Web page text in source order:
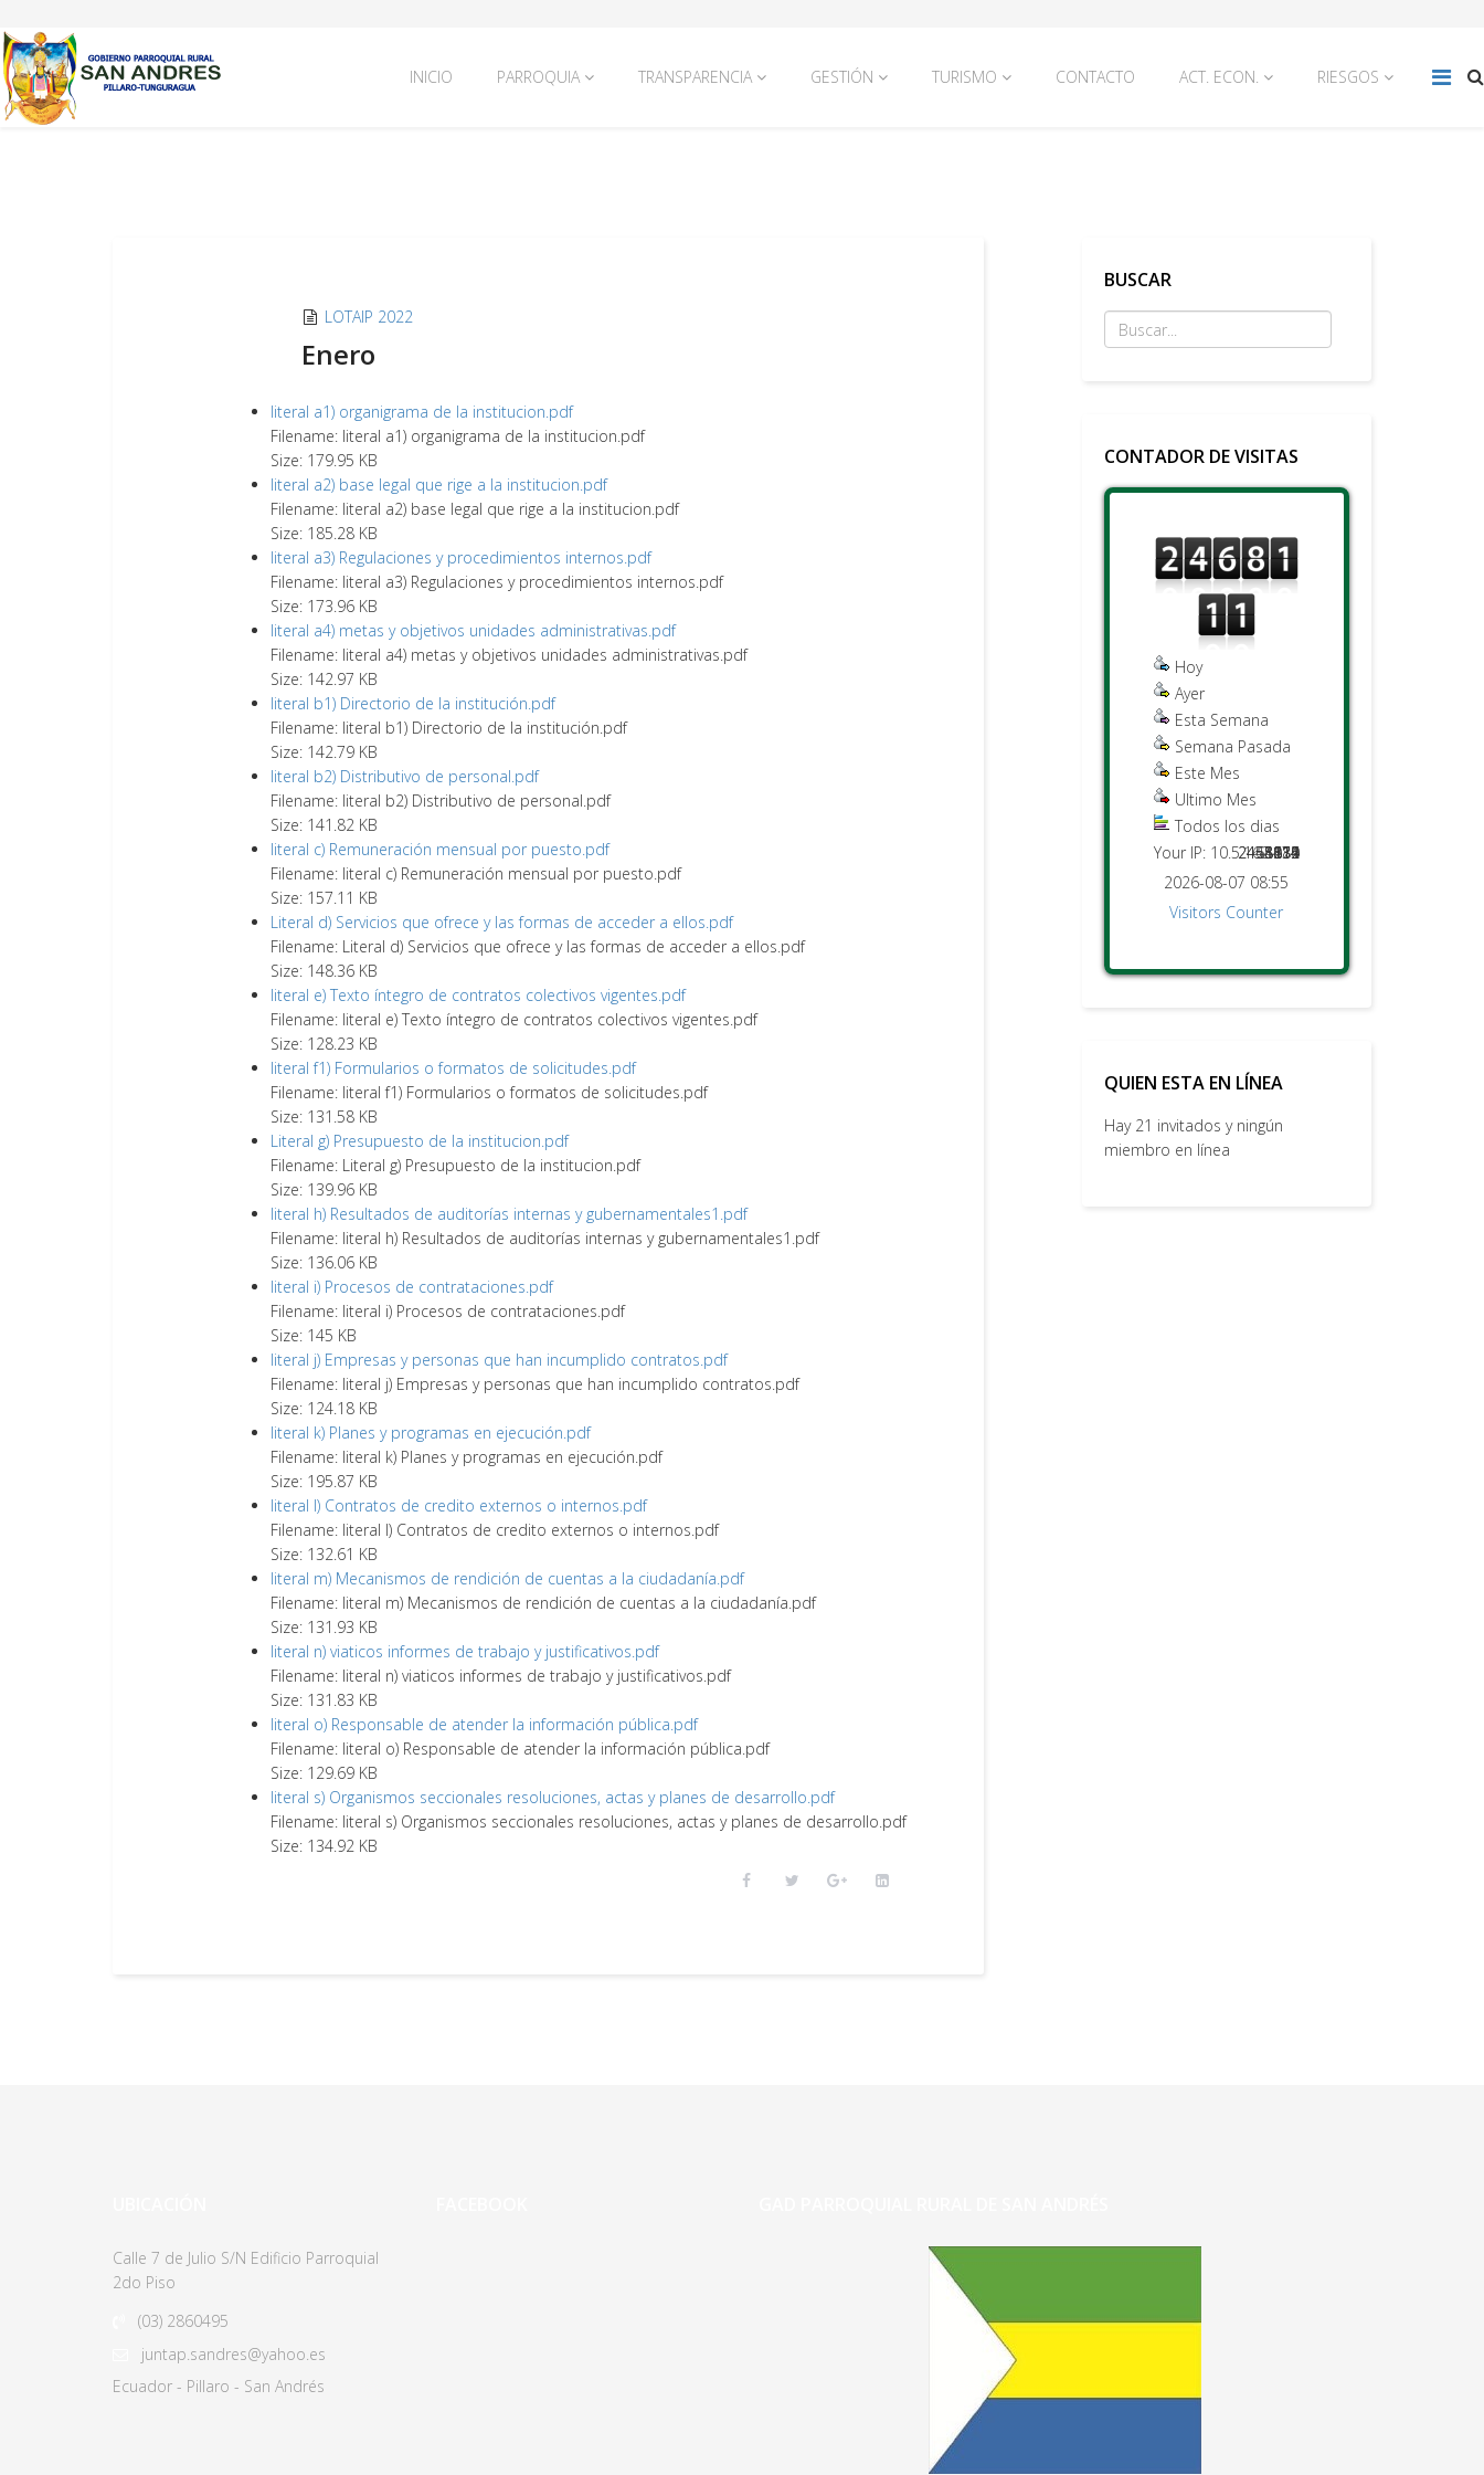
INICIO PARROQUIA TRANSPARENCIA GESTIÓN TURISMO CONTACTO ACT. ECON. RIESGOS
LOTAIP 2022
Enero
literal a1) organigrama de la institucion.pdf
Filename: literal a1) organigrama de la institucion.pdf
Size: 179.95 KB
literal a2) base legal que rige a la institucion.pdf
Filename: literal a2) base legal que rige a la institucion.pdf
Size: 185.28 KB
literal a3) Regulaciones y procedimientos internos.pdf
Filename: literal a3) Regulaciones y procedimientos internos.pdf
Size: 173.96 KB
literal a4) metas y objetivos unidades administrativas.pdf
Filename: literal a4) metas y objetivos unidades administrativas.pdf
Size: 142.97 KB
literal b1) Directorio de la institución.pdf
Filename: literal b1) Directorio de la institución.pdf
Size: 142.79 KB
literal b2) Distributivo de personal.pdf
Filename: literal b2) Distributivo de personal.pdf
Size: 141.82 KB
literal c) Remuneración mensual por puesto.pdf
Filename: literal c) Remuneración mensual por puesto.pdf
Size: 157.11 KB
Literal d) Servicios que ofrece y las formas de acceder a ellos.pdf
Filename: Literal d) Servicios que ofrece y las formas de acceder a ellos.pdf
Size: 148.36 KB
literal e) Texto íntegro de contratos colectivos vigentes.pdf
Filename: literal e) Texto íntegro de contratos colectivos vigentes.pdf
Size: 128.23 KB
literal f1) Formularios o formatos de solicitudes.pdf
Filename: literal f1) Formularios o formatos de solicitudes.pdf
Size: 131.58 KB
Literal g) Presupuesto de la institucion.pdf
Filename: Literal g) Presupuesto de la institucion.pdf
Size: 139.96 KB
literal h) Resultados de auditorías internas y gubernamentales1.pdf
Filename: literal h) Resultados de auditorías internas y gubernamentales1.pdf
Size: 136.06 KB
literal i) Procesos de contrataciones.pdf
Filename: literal i) Procesos de contrataciones.pdf
Size: 145 KB
literal j) Empresas y personas que han incumplido contratos.pdf
Filename: literal j) Empresas y personas que han incumplido contratos.pdf
Size: 124.18 KB
literal k) Planes y programas en ejecución.pdf
Filename: literal k) Planes y programas en ejecución.pdf
Size: 195.87 KB
literal l) Contratos de credito externos o internos.pdf
Filename: literal l) Contratos de credito externos o internos.pdf
Size: 132.61 KB
literal m) Mecanismos de rendición de cuentas a la ciudadanía.pdf
Filename: literal m) Mecanismos de rendición de cuentas a la ciudadanía.pdf
Size: 131.93 KB
literal n) viaticos informes de trabajo y justificativos.pdf
Filename: literal n) viaticos informes de trabajo y justificativos.pdf
Size: 131.83 KB
literal o) Responsable de atender la información pública.pdf
Filename: literal o) Responsable de atender la información pública.pdf
Size: 129.69 KB
literal s) Organismos seccionales resoluciones, actas y planes de desarrollo.pdf
Filename: literal s) Organismos seccionales resoluciones, actas y planes de desarrollo.pdf
Size: 134.92 KB
BUSCAR
CONTADOR DE VISITAS
Hoy
Ayer
Esta Semana
Semana Pasada
Este Mes
Ultimo Mes
Todos los dias
214
882
5639
2451476
8832
44015
2468111
Your IP: 10.5.162.114
2026-08-07 08:55
Visitors Counter
QUIEN ESTA EN LÍNEA
Hay 21 invitados y ningún
miembro en línea
Calle 7 de Julio S/N Edificio Parroquial
2do Piso
(03) 2860495
juntap.sandres@yahoo.es
Ecuador - Pillaro - San Andrés